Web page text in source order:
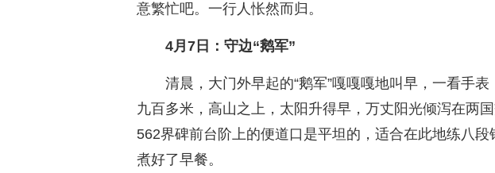
意繁忙吧。一行人怅然而归。
4月7日：守边“鹅军”
清晨，大门外早起的“鹅军”嘎嘎嘎地叫早，一看手
九百多米，高山之上，太阳升得早，万丈阳光倾泻在两国
562界碑前台阶上的便道口是平坦的，适合在此地练八
煮好了早餐。